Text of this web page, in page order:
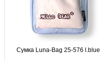
Сумка Luna-Bag 25-576 l.blue